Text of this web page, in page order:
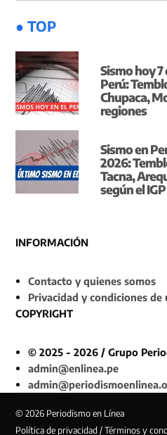
● TOP
Sismo hoy
Perú:
Chupaca,
regiones
Sismo en
2026:
Tacna,
según el IGP
INFORMACIÓN
Contacto y quienes somos
Privacidad y condiciones de
COPYRIGHT
© 2025 - 2026 / Grupo
admin@enlinea.pe
© 2026 Periodismo en Línea
Política de privacidad / Términos y